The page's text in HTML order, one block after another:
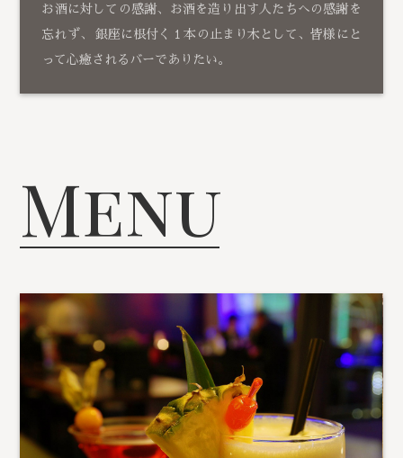
お酒に対しての感謝、お酒を造り出す人たちへの感謝を
忘れず、 銀座に根付く１本の止まり木として、皆様にと
って心癒されるバーでありたい。
Menu